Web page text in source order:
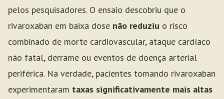
pelos pesquisadores. O ensaio descobriu que o
rivaroxaban em baixa dose não reduziu o risco
combinado de morte cardiovascular, ataque cardíaco
não fatal, derrame ou eventos de doença arterial
periférica. Na verdade, pacientes tomando rivaroxaban
experimentaram taxas significativamente mais altas